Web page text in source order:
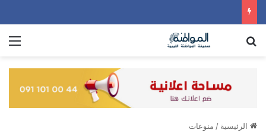
الرئيسية / منوعات